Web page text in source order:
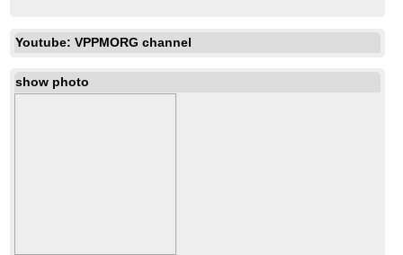
Youtube: VPPMORG channel
show photo